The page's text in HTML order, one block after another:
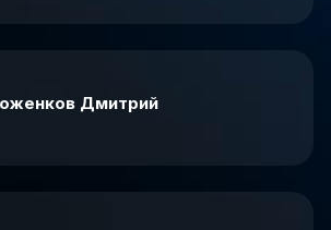
Дмитрий